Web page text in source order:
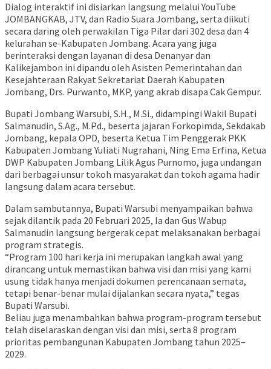
Dialog interaktif ini disiarkan langsung melalui YouTube
JOMBANGKAB, JTV, dan Radio Suara Jombang, serta diikuti
secara daring oleh perwakilan Tiga Pilar dari 302 desa dan 4
kelurahan se-Kabupaten Jombang. Acara yang juga
berinteraksi dengan layanan di desa Denanyar dan
Kalikejambon ini dipandu oleh Asisten Pemerintahan dan
Kesejahteraan Rakyat Sekretariat Daerah Kabupaten
Jombang, Drs. Purwanto, MKP, yang akrab disapa Cak Gempur.
Bupati Jombang Warsubi, S.H., M.Si., didampingi Wakil Bupati
Salmanudin, S.Ag., M.Pd., beserta jajaran Forkopimda, Sekdakab
Jombang, kepala OPD, beserta Ketua Tim Penggerak PKK
Kabupaten Jombang Yuliati Nugrahani, Ning Ema Erfina, Ketua
DWP Kabupaten Jombang Lilik Agus Purnomo, juga undangan
dari berbagai unsur tokoh masyarakat dan tokoh agama hadir
langsung dalam acara tersebut.
Dalam sambutannya, Bupati Warsubi menyampaikan bahwa
sejak dilantik pada 20 Februari 2025, Ia dan Gus Wabup
Salmanudin langsung bergerak cepat melaksanakan berbagai
program strategis.
“Program 100 hari kerja ini merupakan langkah awal yang
dirancang untuk memastikan bahwa visi dan misi yang kami
usung tidak hanya menjadi dokumen perencanaan semata,
tetapi benar-benar mulai dijalankan secara nyata,” tegas
Bupati Warsubi.
Beliau juga menambahkan bahwa program-program tersebut
telah diselaraskan dengan visi dan misi, serta 8 program
prioritas pembangunan Kabupaten Jombang tahun 2025–
2029.